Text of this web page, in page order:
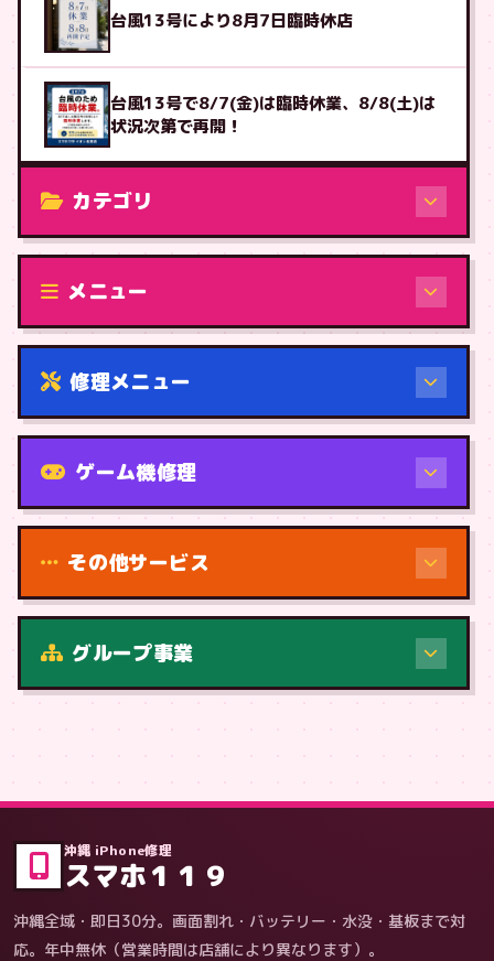
台風13号により8月7日臨時休店
台風13号で8/7(金)は臨時休業、8/8(土)は
状況次第で再開！
カテゴリ
修理（機種から）
メニュー
修理メニュー
機種から
症状・内容から
ゲーム機修理
その他サービス
グループ事業
沖縄 iPhone修理
スマホ１１９
沖縄全域・即日30分。画面割れ・バッテリー・水没・基板まで対
応。年中無休（営業時間は店舗により異なります）。